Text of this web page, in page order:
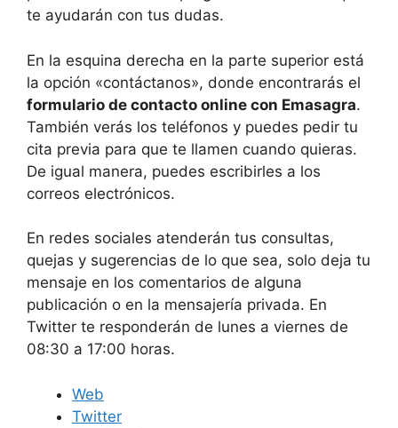
te ayudarán con tus dudas.
En la esquina derecha en la parte superior está
la opción «contáctanos», donde encontrarás el
formulario de contacto online con Emasagra.
También verás los teléfonos y puedes pedir tu
cita previa para que te llamen cuando quieras.
De igual manera, puedes escribirles a los
correos electrónicos.
En redes sociales atenderán tus consultas,
quejas y sugerencias de lo que sea, solo deja tu
mensaje en los comentarios de alguna
publicación o en la mensajería privada. En
Twitter te responderán de lunes a viernes de
08:30 a 17:00 horas.
Web
Twitter